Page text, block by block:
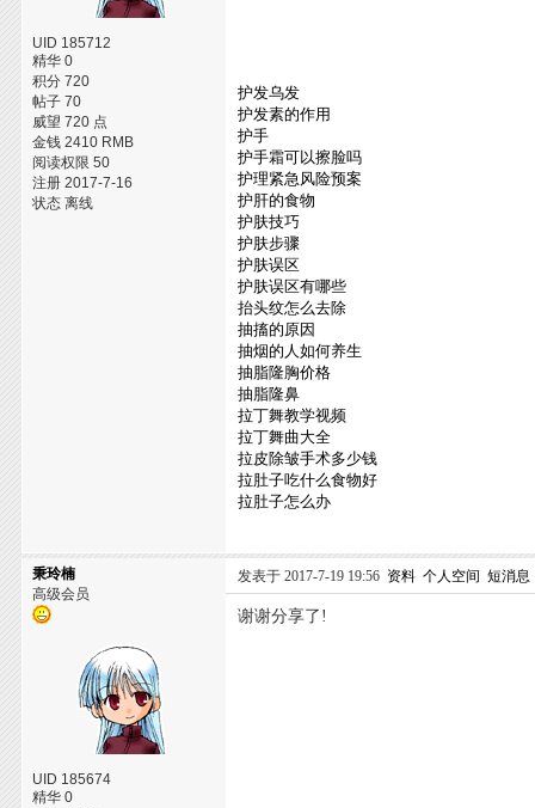
UID 185712
精华 0
积分 720
帖子 70
威望 720 点
金钱 2410 RMB
阅读权限 50
注册 2017-7-16
状态 离线
护发乌发
护发素的作用
护手
护手霜可以擦脸吗
护理紧急风险预案
护肝的食物
护肤技巧
护肤步骤
护肤误区
护肤误区有哪些
抬头纹怎么去除
抽搐的原因
抽烟的人如何养生
抽脂隆胸价格
抽脂隆鼻
拉丁舞教学视频
拉丁舞曲大全
拉皮除皱手术多少钱
拉肚子吃什么食物好
拉肚子怎么办
秉玲楠
高级会员
UID 185674
精华 0
发表于 2017-7-19 19:56 资料 个人空间 短消息
谢谢分享了!